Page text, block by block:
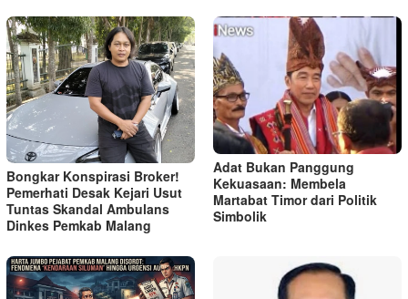
Bongkar Konspirasi Broker!
Pemerhati Desak Kejari Usut
Tuntas Skandal Ambulans
Dinkes Pemkab Malang
Adat Bukan Panggung
Kekuasaan: Membela
Martabat Timor dari Politik
Simbolik